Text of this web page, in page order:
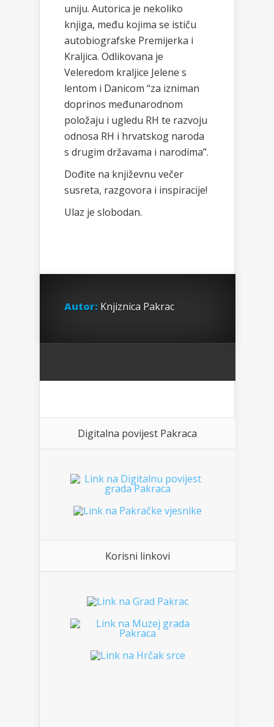
uniju. Autorica je nekoliko
knjiga, među kojima se ističu
autobiografske Premijerka i
Kraljica. Odlikovana je
Veleredom kraljice Jelene s
lentom i Danicom “za izniman
doprinos međunarodnom
položaju i ugledu RH te razvoju
odnosa RH i hrvatskog naroda
s drugim državama i narodima”.
Dođite na književnu večer
susreta, razgovora i inspiracije!
Ulaz je slobodan.
Autor: Knjiznica Pakrac
Digitalna povijest Pakraca
Korisni linkovi